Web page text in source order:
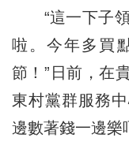
“這一下子領
啦。今年多買
節！”日前，在
東村黨群服務
邊數著錢一邊樂